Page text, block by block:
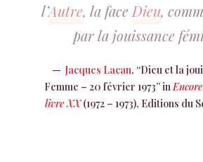
l’Autre, la face Dieu,
par la jouissance
Jacques Lacan, “Dieu et la
Femme – 20 février 1973” in
livre XX(1972 – 1973), Editions du